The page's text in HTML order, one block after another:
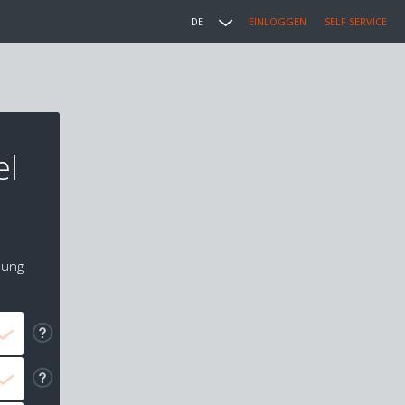
DE EINLOGGEN SELF SERVICE